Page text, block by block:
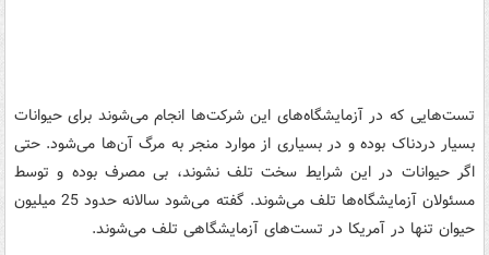
تست‌هایی که در آزمایشگاه‌های این شرکت‌ها انجام می‌شوند برای حیوانات
بسیار دردناک بوده و در بسیاری از موارد منجر به مرگ آن‌ها می‌شود. حتی
اگر حیوانات در این شرایط سخت تلف نشوند، بی مصرف بوده و توسط
مسئولان آزمایشگاه‌ها تلف می‌شوند. گفته می‌شود سالانه حدود 25 میلیون
حیوان تنها در آمریکا در تست‌های آزمایشگاهی تلف می‌شوند.